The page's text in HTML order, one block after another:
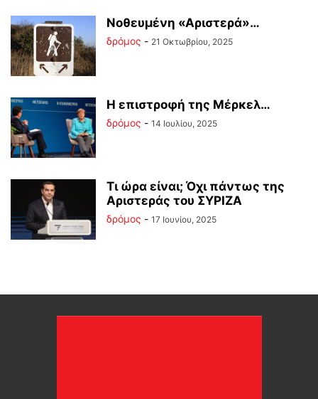
Νοθευμένη «Αριστερά»…
δρόμος - 21 Οκτωβρίου, 2025
Η επιστροφή της Μέρκελ…
δρόμος - 14 Ιουλίου, 2025
Τι ώρα είναι; Όχι πάντως της
Αριστεράς του ΣΥΡΙΖΑ
δρόμος - 17 Ιουνίου, 2025